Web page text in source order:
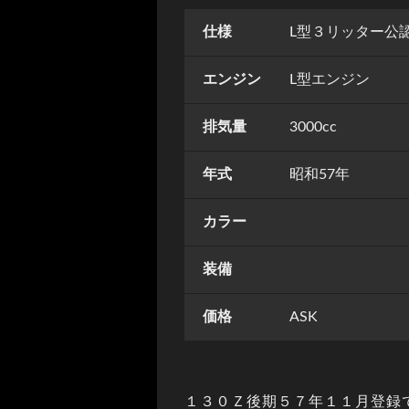
仕様 L型３リッター公
エンジン L型エンジン
排気量 3000cc
年式 昭和57年
カラー
装備
価格 ASK
１３０Ｚ後期５７年１１月登録